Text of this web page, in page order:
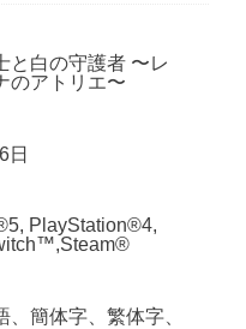
と白の守護者 〜レ
のアトリエ〜
日
PlayStation®4,
、簡体字、繁体字、